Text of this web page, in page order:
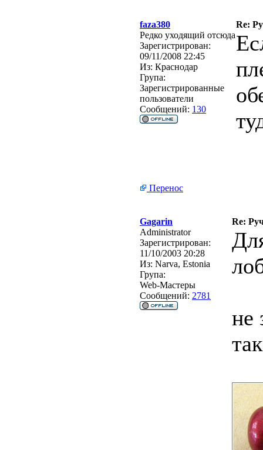
faza380
Re:
Редко уходящий отсюда
Зарегистрирован:
09/11/2008 22:45
Из: Краснодар
Група:
Зарегистрированные
пользователи
Сообщений: 130
Перенос
Gagarin
Re:
Administrator
Зарегистрирован:
11/10/2003 20:28
Из: Narva, Estonia
Група:
Web-Мастеры
Сообщений: 2781
не